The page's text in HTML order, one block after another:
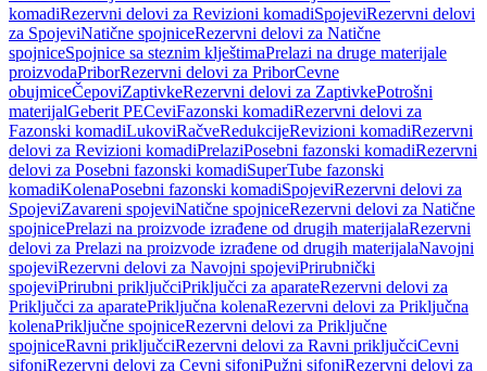
komadiRezervni delovi za Revizioni komadiSpojeviRezervni delovi
za SpojeviNatične spojniceRezervni delovi za Natične
spojniceSpojnice sa steznim klještimaPrelazi na druge materijale
proizvodaPriborRezervni delovi za PriborCevne
obujmiceČepoviZaptivkeRezervni delovi za ZaptivkePotrošni
materijalGeberit PECeviFazonski komadiRezervni delovi za
Fazonski komadiLukoviRačveRedukcijeRevizioni komadiRezervni
delovi za Revizioni komadiPrelaziPosebni fazonski komadiRezervni
delovi za Posebni fazonski komadiSuperTube fazonski
komadiKolenaPosebni fazonski komadiSpojeviRezervni delovi za
SpojeviZavareni spojeviNatične spojniceRezervni delovi za Natične
spojnicePrelazi na proizvode izrađene od drugih materijalaRezervni
delovi za Prelazi na proizvode izrađene od drugih materijalaNavojni
spojeviRezervni delovi za Navojni spojeviPrirubnički
spojeviPrirubni priključciPriključci za aparateRezervni delovi za
Priključci za aparatePriključna kolenaRezervni delovi za Priključna
kolenaPriključne spojniceRezervni delovi za Priključne
spojniceRavni priključciRezervni delovi za Ravni priključciCevni
sifoniRezervni delovi za Cevni sifoniPužni sifoniRezervni delovi za